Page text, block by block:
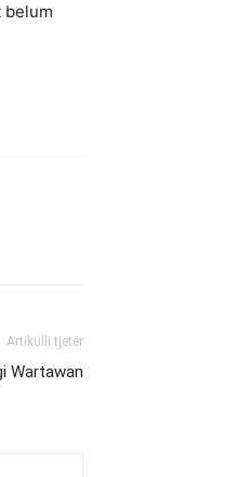
belum
Artikulli tjetër
Wartawan